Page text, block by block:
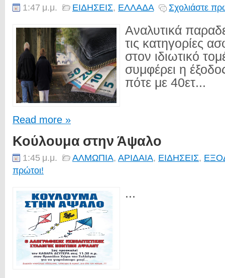
1:47 μ.μ. ΕΙΔΗΣΕΙΣ, ΕΛΛΑΔΑ Σχολιάστε
Αναλυτικά
τις κατηγορίες
στον ιδιωτικό
συμφέρει η
πότε με 40ετ...
Read more »
Κούλουμα στην Άψαλο
1:45 μ.μ. ΑΛΜΩΠΙΑ, ΑΡΙΔΑΙΑ, ΕΙΔΗΣΕΙΣ,
πρώτοι!
...